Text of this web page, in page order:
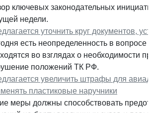
ключевых законодательных
недели.
уточнить круг документов,
есть неопределенность в вопросе
во взглядах о необходимости
положений ТК РФ.
увеличить штрафы для
пластиковые наручники
меры должны способствовать